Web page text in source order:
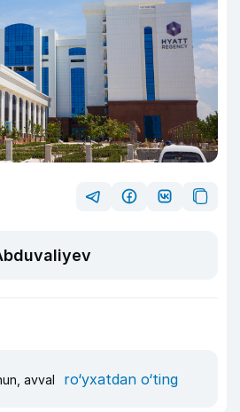
avval ro‘yxatdan o‘ting